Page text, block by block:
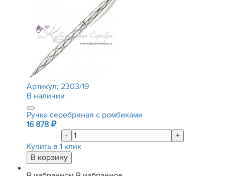
Артикул: 2303/19
В наличии
Ручка серебряная с ромбиками
16 878
-
+
Купить в 1 клик